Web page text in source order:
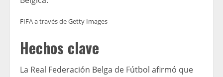
FIFA a través de Getty Images
Hechos clave
La Real Federación Belga de Fútbol afirmó que